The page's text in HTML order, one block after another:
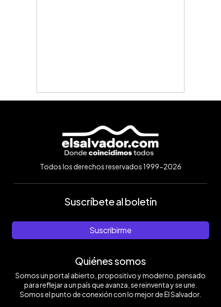
Todos los derechos reservados 1999-2026
Suscríbete al boletín
Suscribirme
Quiénes somos
Somos un portal abierto, propositivo y moderno, pensado
para reflejar a un país que avanza, se reinventa y se une.
Somos el punto de conexión con lo mejor de El Salvador.